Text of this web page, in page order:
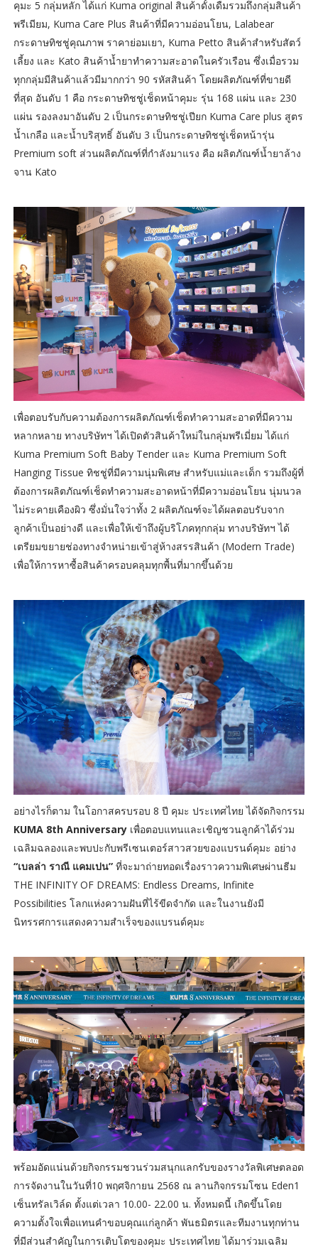
คุมะ 5 กลุ่มหลัก ได้แก่ Kuma original สินค้าดั้งเดืมรวมถึงกลุ่มสินค้า
พรีเมียม, Kuma Care Plus สินค้าที่มีความอ่อนโยน, Lalabear
กระดาษทิชชู่คุณภาพ ราคาย่อมเยา, Kuma Petto สินค้าสำหรับสัตว์
เลี้ยง และ Kato สินค้าน้ำยาทำความสะอาดในครัวเรือน ซึ่งเมื่อรวม
ทุกกลุ่มมีสินค้าแล้วมีมากกว่า 90 รหัสสินค้า โดยผลิตภัณฑ์ที่ขายดี
ที่สุด อันดับ 1 คือ กระดาษทิชชู่เช็ดหน้าคุมะ รุ่น 168 แผ่น และ 230
แผ่น รองลงมาอันดับ 2 เป็นกระดาษทิชชู่เปียก Kuma Care plus สูตร
น้ำเกลือ และน้ำบริสุทธิ์ อันดับ 3 เป็นกระดาษทิชชู่เช็ดหน้ารุ่น
Premium soft ส่วนผลิตภัณฑ์ที่กำลังมาแรง คือ ผลิตภัณฑ์น้ำยาล้าง
จาน Kato
เพื่อตอบรับกับความต้องการผลิตภัณฑ์เช็ดทำความสะอาดที่มีความ
หลากหลาย ทางบริษัทฯ ได้เปิดตัวสินค้าใหม่ในกลุ่มพรีเมี่ยม ได้แก่
Kuma Premium Soft Baby Tender และ Kuma Premium Soft
Hanging Tissue ทิชชู่ที่มีความนุ่มพิเศษ สำหรับแม่และเด็ก รวมถึงผู้ที่
ต้องการผลิตภัณฑ์เช็ดทำความสะอาดหน้าที่มีความอ่อนโยน นุ่มนวล
ไม่ระคายเคืองผิว ซึ่งมั่นใจว่าทั้ง 2 ผลิตภัณฑ์จะได้ผลตอบรับจาก
ลูกค้าเป็นอย่างดี และเพื่อให้เข้าถึงผู้บริโภคทุกกลุ่ม ทางบริษัทฯ ได้
เตรียมขยายช่องทางจำหน่ายเข้าสู่ห้างสรรสินค้า (Modern Trade)
เพื่อให้การหาซื้อสินค้าครอบคลุมทุกพื้นที่มากขึ้นด้วย
อย่างไรก็ตาม ในโอกาสครบรอบ 8 ปี คุมะ ประเทศไทย ได้จัดกิจกรรม
KUMA 8th Anniversaryเพื่อตอบแทนและเชิญชวนลูกค้าได้ร่วม
เฉลิมฉลองและพบปะกับพรีเซนเตอร์สาวสวยของแบรนด์คุมะ อย่าง
“เบลล่า ราณี แคมเปน”ที่จะมาถ่ายทอดเรื่องราวความพิเศษผ่านธีม
THE INFINITY OF DREAMS: Endless Dreams, Infinite
Possibilities โลกแห่งความฝันที่ไร้ขีดจำกัด และในงานยังมี
นิทรรศการแสดงความสำเร็จของแบรนด์คุมะ
พร้อมอัดแน่นด้วยกิจกรรมชวนร่วมสนุกแลกรับของรางวัลพิเศษตลอด
การจัดงานในวันที่10 พฤศจิกายน 2568 ณ ลานกิจกรรมโซน Eden1
เซ็นทรัลเวิล์ด ตั้งแต่เวลา 10.00- 22.00 น. ทั้งหมดนี้ เกิดขึ้นโดย
ความตั้งใจเพื่อแทนคำขอบคุณแก่ลูกค้า พันธมิตรและทีมงานทุกท่าน
ที่มีส่วนสำคัญในการเติบโตของคุมะ ประเทศไทย ได้มาร่วมเฉลิม